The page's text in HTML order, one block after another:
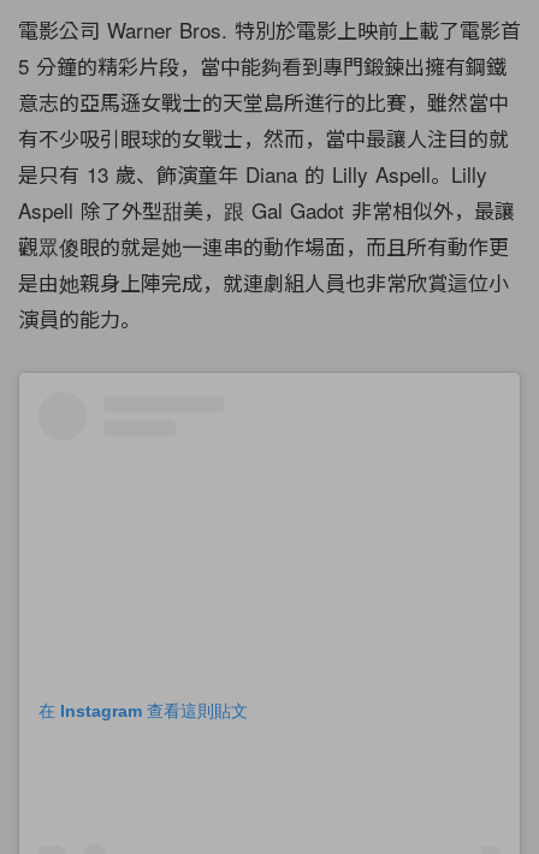
電影公司 Warner Bros. 特別於電影上映前上載了電影首
5 分鐘的精彩片段，當中能夠看到專門鍛鍊出擁有鋼鐵
意志的亞馬遜女戰士的天堂島所進行的比賽，雖然當中
有不少吸引眼球的女戰士，然而，當中最讓人注目的就
是只有 13 歲、飾演童年 Diana 的 Lilly Aspell。Lilly
Aspell 除了外型甜美，跟 Gal Gadot 非常相似外，最讓
觀眾傻眼的就是她一連串的動作場面，而且所有動作更
是由她親身上陣完成，就連劇組人員也非常欣賞這位小
演員的能力。
在 Instagram 查看這則貼文